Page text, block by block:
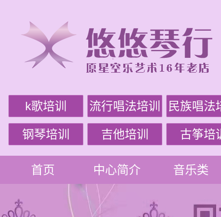
k歌培训 流行唱法培训 民族唱法
钢琴培训 吉他培训 古筝培
首页 中心简介 音乐类